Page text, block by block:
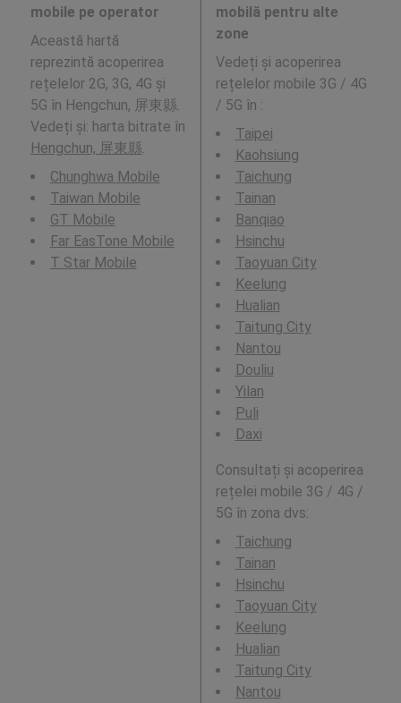
mobile pe operator
Această hartă
reprezintă acoperirea
rețelelor 2G, 3G, 4G și
5G în Hengchun, 屏東縣.
Vedeți și: harta bitrate în
Hengchun, 屏東縣
Chunghwa Mobile
Taiwan Mobile
GT Mobile
Far EasTone Mobile
T Star Mobile
mobilă pentru alte
zone
Vedeți și acoperirea
rețelelor mobile 3G / 4G
/ 5G în :
Taipei
Kaohsiung
Taichung
Tainan
Banqiao
Hsinchu
Taoyuan City
Keelung
Hualian
Taitung City
Nantou
Douliu
Yilan
Puli
Daxi
Consultați și acoperirea
rețelei mobile 3G / 4G /
5G în zona dvs:
Taichung
Tainan
Hsinchu
Taoyuan City
Keelung
Hualian
Taitung City
Nantou